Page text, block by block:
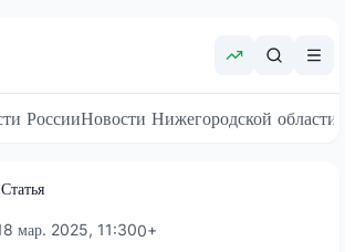
РоссииНовости Нижегородской области
Статья
мар. 2025, 11:300+